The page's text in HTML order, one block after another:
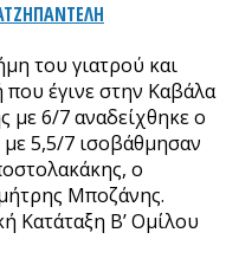
του γιατρού και
έγινε στην Καβάλα
με 6/7 αναδείχθηκε ο
5,5/7 ισοβάθμησαν
ο
Μποζάνης.
Κατάταξη Β’ Ομίλου